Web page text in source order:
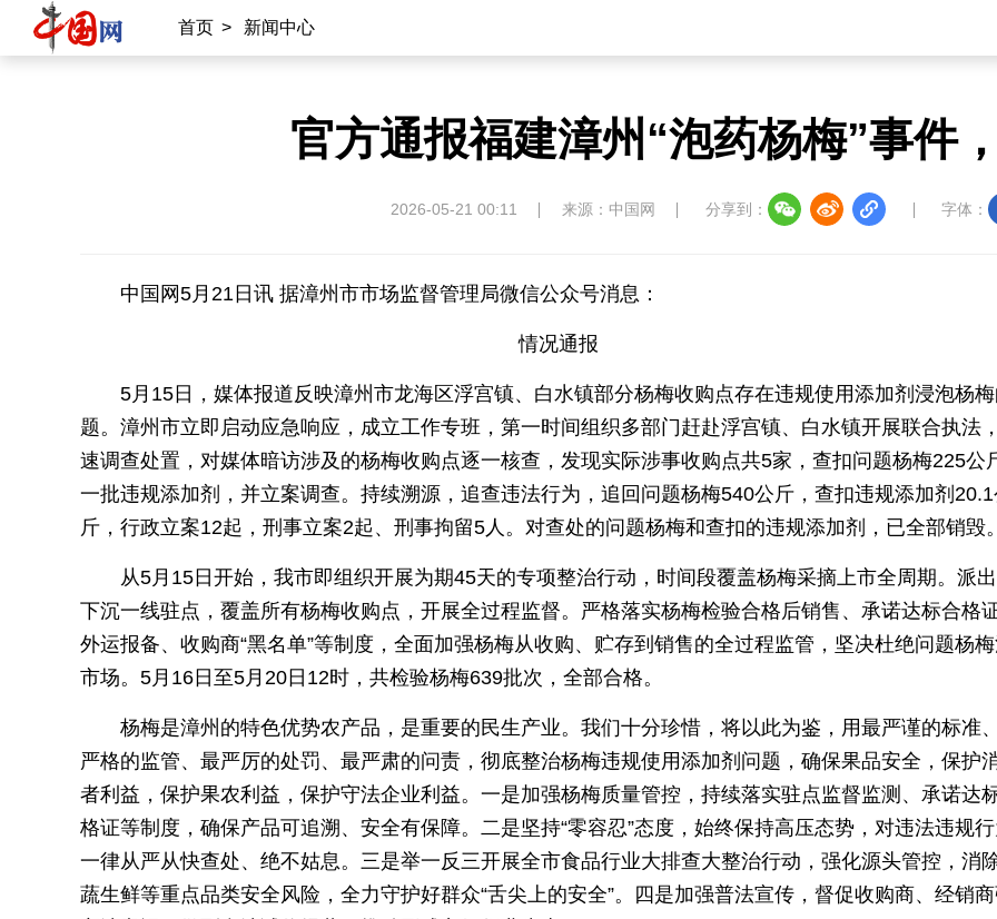
首页 > 新闻中心
官方通报福建漳州“泡药杨梅”事件
2026-05-21 00:11 来源：中国网 分享到： 字体：
中国网5月21日讯 据漳州市市场监督管理局微信公众号消息：
情况通报
5月15日，媒体报道反映漳州市龙海区浮宫镇、白水镇部分杨梅收购点存在违规使用添加剂浸泡杨
题。漳州市立即启动应急响应，成立工作专班，第一时间组织多部门赶赴浮宫镇、白水镇开展联合执法
速调查处置，对媒体暗访涉及的杨梅收购点逐一核查，发现实际涉事收购点共5家，查扣问题杨梅225公
一批违规添加剂，并立案调查。持续溯源，追查违法行为，追回问题杨梅540公斤，查扣违规添加剂
斤，行政立案12起，刑事立案2起、刑事拘留5人。对查处的问题杨梅和查扣的违规添加剂，已全部销毁
从5月15日开始，我市即组织开展为期45天的专项整治行动，时间段覆盖杨梅采摘上市全周期。派
下沉一线驻点，覆盖所有杨梅收购点，开展全过程监督。严格落实杨梅检验合格后销售、承诺达标合格
外运报备、收购商“黑名单”等制度，全面加强杨梅从收购、贮存到销售的全过程监管，坚决杜绝问题杨
市场。5月16日至5月20日12时，共检验杨梅639批次，全部合格。
杨梅是漳州的特色优势农产品，是重要的民生产业。我们十分珍惜，将以此为鉴，用最严谨的标准
严格的监管、最严厉的处罚、最严肃的问责，彻底整治杨梅违规使用添加剂问题，确保果品安全，保护
者利益，保护果农利益，保护守法企业利益。一是加强杨梅质量管控，持续落实驻点监督监测、承诺达
格证等制度，确保产品可追溯、安全有保障。二是坚持“零容忍”态度，始终保持高压态势，对违法违规
一律从严从快查处、绝不姑息。三是举一反三开展全市食品行业大排查大整治行动，强化源头管控，消
蔬生鲜等重点品类安全风险，全力守护好群众“舌尖上的安全”。四是加强普法宣传，督促收购商、经销